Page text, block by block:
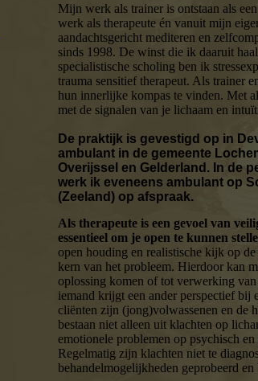
Mijn werk als trainer is ontstaan als
werk als therapeute én vanuit mijn
aandachtsgericht mediteren en
sinds 1998. De winst die ik daaruit
specialistische scholing ben ik
trauma sensitief therapeut. Als trainer
hun innerlijke kompas te vinden. Met
met de signalen van je lichaam en
De praktijk is gevestigd op in
ambulant in de gemeente
Overijssel en Gelderland. In de
werk ik eveneens ambulant op
(Zeeland) op afspraak.
Als therapeute is een gevoel van
essentieel om je open te kunnen
open houding en realistische kijk op
kern van het probleem. Hierdoor kan
oplossing komen of tot verwerking
iemand krijgt een ander perspectief bij
cliënten zijn (jong)volwassenen en de
bestaan niet alleen uit klachten op
emotionele problemen op psychisch
Regelmatig zijn klachten niet te
behandelmogelijkheden geprobeerd